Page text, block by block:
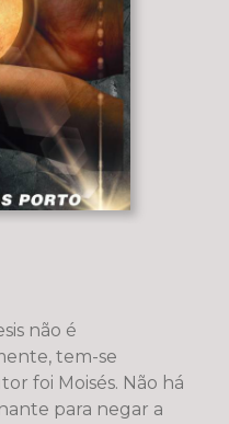
não é
tem-se
Não há
para negar a